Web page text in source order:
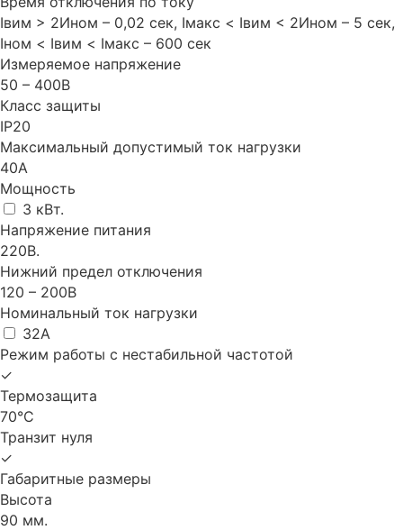
Iвим > 2Ином – 0,02 сек, Iмакс < Iвим < 2Ином – 5 сек,
Iном < Iвим < Iмакс – 600 сек
Измеряемое напряжение
50 – 400B
Класс защиты
IP20
Максимальный допустимый ток нагрузки
40A
Мощность
3 кВт.
Напряжение питания
220В.
Нижний предел отключения
120 – 200В
Номинальный ток нагрузки
32A
Режим работы с нестабильной частотой
✓
Термозащита
70°С
Транзит нуля
✓
Габаритные размеры
Высота
90 мм.